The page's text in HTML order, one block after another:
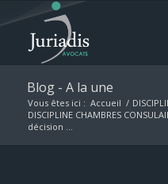
Blog - A la une
Vous êtes ici : Accueil /
DISCIPLINE CHAMBRES
décision ...